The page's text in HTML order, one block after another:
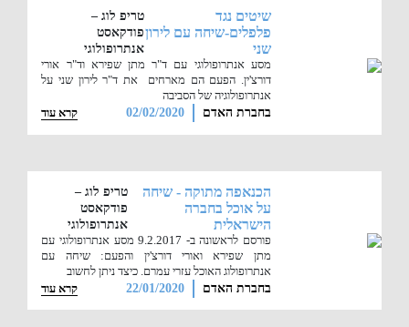
שיטים נגד
פלפלים-שיחה עם לירון
שני
טריפ לוג –
פודקאסט
אנתרופולוגי
מסע אנתרופולוגי עם ד"ר מתן שפירא וד"ר אורי
דורצ'ין. הפעם הם מארחים את ד"ר לירון שני על
אנתרופולוגיה של הסביבה
בחברת האדם 02/02/2020 קרא עוד
הכנאפה מתוקה - שיחה
על אוכל בחברה
הישראלית
טריפ לוג –
פודקאסט
אנתרופולוגי
פורסם לראשונה ב- 9.2.2017 מסע אנתרופולוגי עם
מתן שפירא ואורי דורצ'ין והפעם: שיחה עם
אנתרופולוג האוכל עזרי עמרם. כיצד ניתן לחשוב
בחברת האדם 22/01/2020 קרא עוד